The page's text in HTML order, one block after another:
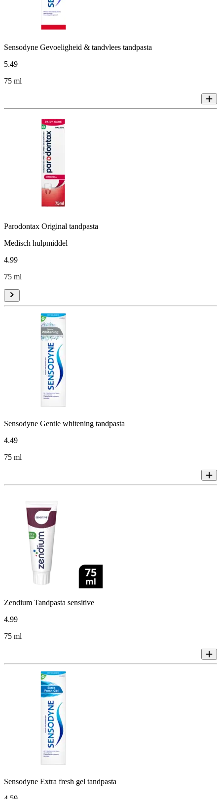
Sensodyne Gevoeligheid & tandvlees tandpasta
5.49
75 ml
Parodontax Original tandpasta
Medisch hulpmiddel
4.99
75 ml
Sensodyne Gentle whitening tandpasta
4.49
75 ml
Zendium Tandpasta sensitive
4.99
75 ml
Sensodyne Extra fresh gel tandpasta